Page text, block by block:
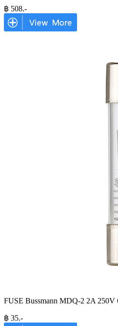
฿ 508.-
FUSE Bussmann MDQ-2 2A 250V
฿ 35.-